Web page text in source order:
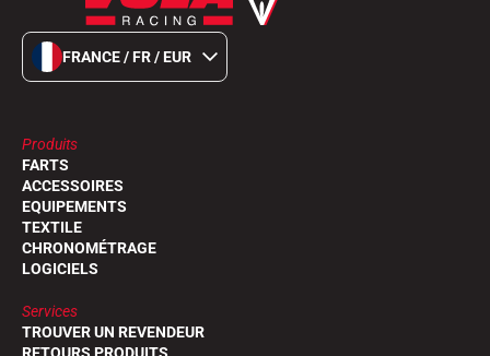
FRANCE / FR / EUR
Produits
FARTS
ACCESSOIRES
EQUIPEMENTS
TEXTILE
CHRONOMÉTRAGE
LOGICIELS
Services
TROUVER UN REVENDEUR